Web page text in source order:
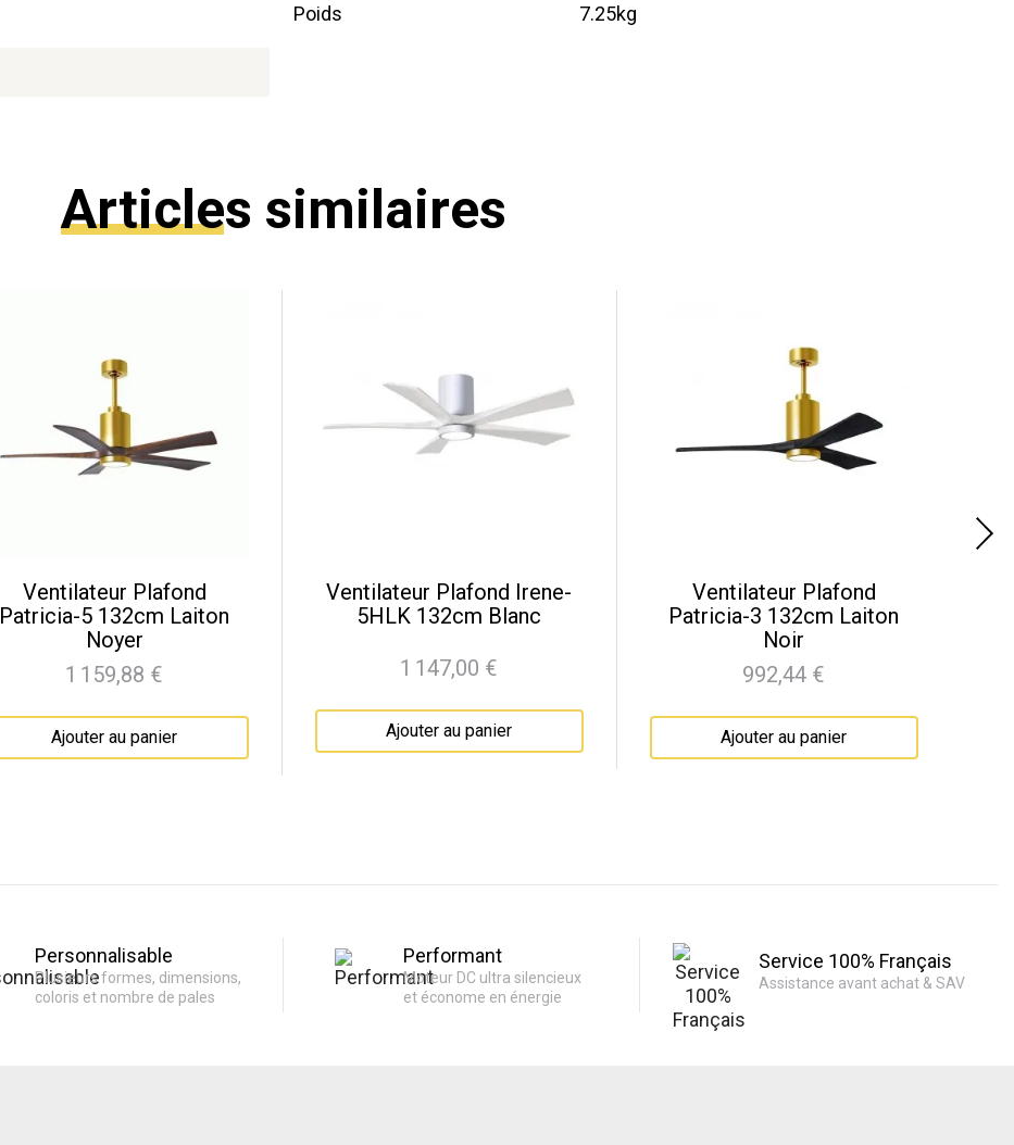
Poids 7.25kg
Articles similaires
Ventilateur Plafond
Patricia-5 132cm Laiton
Noyer
Prix
1 159,88 €
Ajouter au panier
Ventilateur Plafond Irene-
5HLK 132cm Blanc
Prix
1 147,00 €
Ajouter au panier
Ventilateur Plafond
Patricia-3 132cm Laiton
Noir
Prix
992,44 €
Ajouter au panier
Personnalisable
Plusieurs formes, dimensions,
coloris et nombre de pales
Performant
Moteur DC ultra silencieux
et économe en énergie
Service 100% Français
Assistance avant achat & SAV